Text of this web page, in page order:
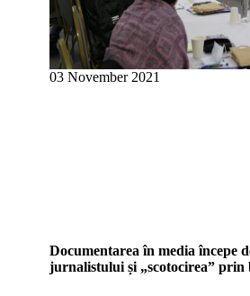
03 November 2021
Documentarea în media începe
jurnalistului și „scotocirea” prin